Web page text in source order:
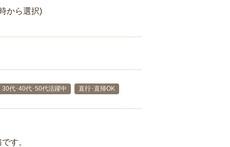
から選択)
30代･40代･50代活躍中 直行･直帰OK
す。